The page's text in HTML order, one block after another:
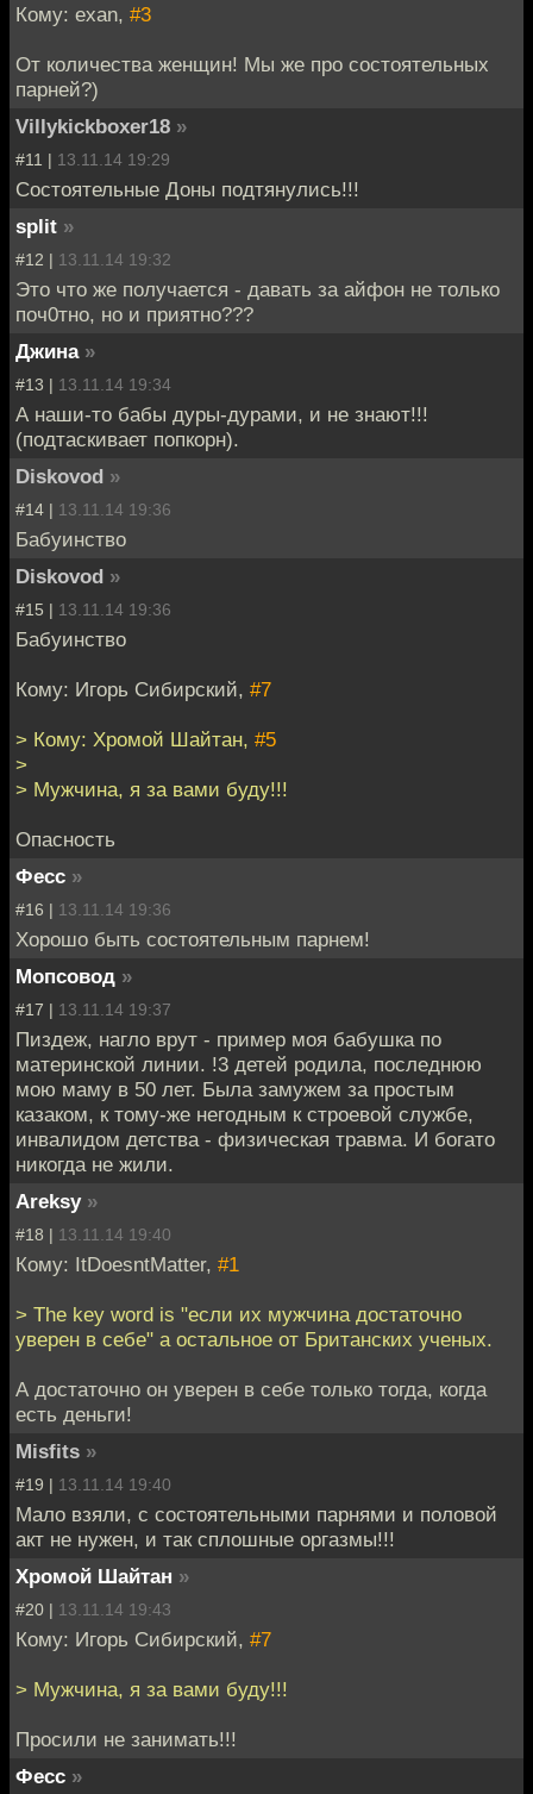
Кому: exan, #3
От количества женщин! Мы же про состоятельных
парней?)
Villykickboxer18 »
#11 | 13.11.14 19:29
Состоятельные Доны подтянулись!!!
split »
#12 | 13.11.14 19:32
Это что же получается - давать за айфон не только
поч0тно, но и приятно???
Джина »
#13 | 13.11.14 19:34
А наши-то бабы дуры-дурами, и не знают!!!
(подтаскивает попкорн).
Diskovod »
#14 | 13.11.14 19:36
Бабуинство
Diskovod »
#15 | 13.11.14 19:36
Бабуинство
Кому: Игорь Сибирский, #7
> Кому: Хромой Шайтан, #5
>
> Мужчина, я за вами буду!!!
Опасность
Фесс »
#16 | 13.11.14 19:36
Хорошо быть состоятельным парнем!
Мопсовод »
#17 | 13.11.14 19:37
Пиздеж, нагло врут - пример моя бабушка по
материнской линии. !3 детей родила, последнюю
мою маму в 50 лет. Была замужем за простым
казаком, к тому-же негодным к строевой службе,
инвалидом детства - физическая травма. И богато
никогда не жили.
Areksy »
#18 | 13.11.14 19:40
Кому: ItDoesntMatter, #1
> The key word is "если их мужчина достаточно
уверен в себе" а остальное от Британских ученых.
А достаточно он уверен в себе только тогда, когда
есть деньги!
Misfits »
#19 | 13.11.14 19:40
Мало взяли, с состоятельными парнями и половой
акт не нужен, и так сплошные оргазмы!!!
Хромой Шайтан »
#20 | 13.11.14 19:43
Кому: Игорь Сибирский, #7
> Мужчина, я за вами буду!!!
Просили не занимать!!!
Фесс »